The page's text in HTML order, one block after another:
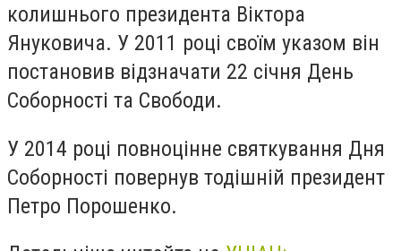
колишнього президента Віктора
Януковича. У 2011 році своїм указом він
постановив відзначати 22 січня День
Соборності та Свободи.
У 2014 році повноцінне святкування Дня
Соборності повернув тодішній президент
Петро Порошенко.